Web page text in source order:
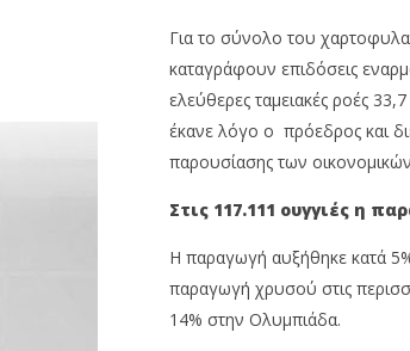
NOW VIEWING
Eldorado Gold: Σταθερό
το α΄ τρίμηνο & αύξηση 13% στα
έσοδα
29/04/2024
Για το σύνολο του
καταγράφουν επιδόσεις
ελεύθερες ταμειακές ροές
έκανε λόγο ο πρόεδρος και
παρουσίασης των
Στις 117.111 ουγγιές η
Η παραγωγή αυξήθηκε κατά
παραγωγή χρυσού στις
14% στην Ολυμπιάδα.